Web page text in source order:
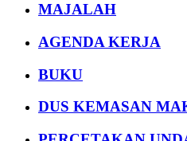
MAJALAH
AGENDA KERJA
BUKU
DUS KEMASAN